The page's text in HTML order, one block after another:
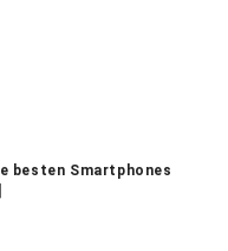
besten Smartphones